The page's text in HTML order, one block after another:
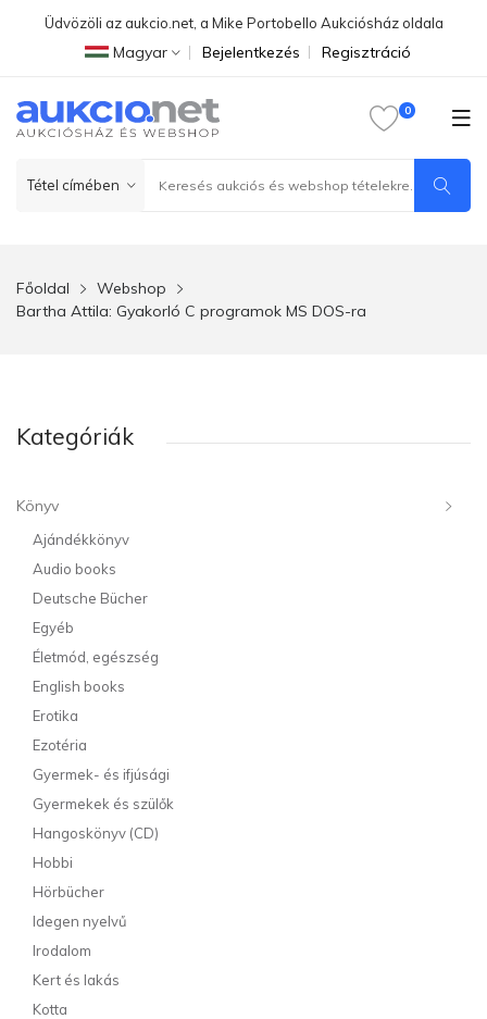
Üdvözöli az aukcio.net, a Mike Portobello Aukciósház oldala
Magyar Bejelentkezés Regisztráció
Főoldal
Webshop
Bartha Attila: Gyakorló C programok MS DOS-ra
Kategóriák
Könyv
Ajándékkönyv
Audio books
Deutsche Bücher
Egyéb
Életmód, egészség
English books
Erotika
Ezotéria
Gyermek- és ifjúsági
Gyermekek és szülők
Hangoskönyv (CD)
Hobbi
Hörbücher
Idegen nyelvű
Irodalom
Kert és lakás
Kotta